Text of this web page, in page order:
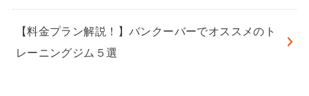
【料金プラン解説！】バンクーバーでオススメのト
レーニングジム５選